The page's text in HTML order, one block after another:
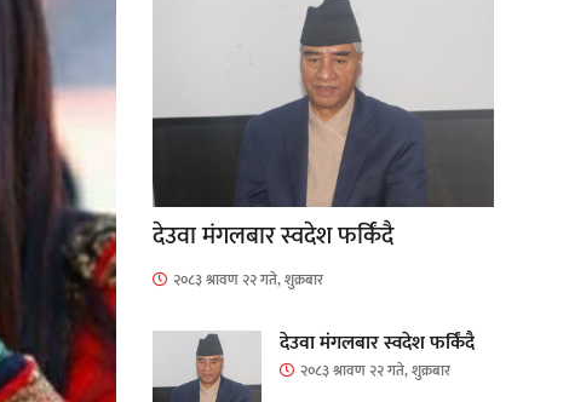
देउवा मंगलबार स्वदेश फर्किंदै
२०८३ श्रावण २२ गते, शुक्रबार
देउवा मंगलबार स्वदेश फर्किंदै
२०८३ श्रावण २२ गते, शुक्रबार